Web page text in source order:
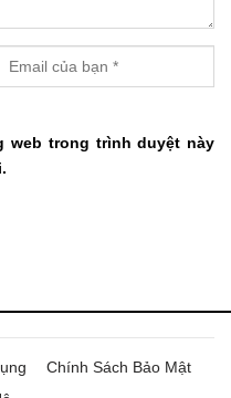
web trong trình duyệt này
Chính Sách Bảo Mật